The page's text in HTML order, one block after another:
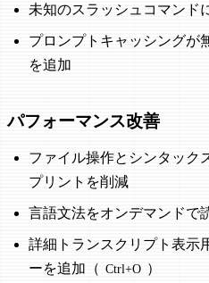
未知のスラッシュコマンド
プロンプトキャッシングが
を追加
パフォーマンス改善
ファイル操作とシンタック
プリントを削減
言語文法をオンデマンドで
詳細トランスクリプト表示
ーを追加（ Ctrl+O ）